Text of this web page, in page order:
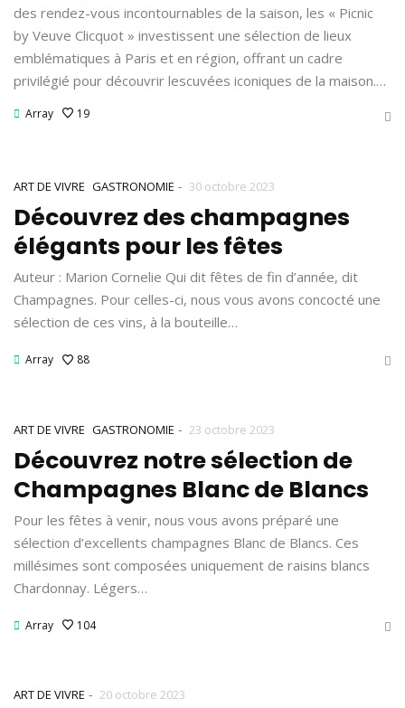
des rendez-vous incontournables de la saison, les « Picnic
by Veuve Clicquot » investissent une sélection de lieux
emblématiques à Paris et en région, offrant un cadre
privilégié pour découvrir lescuvées iconiques de la maison.…
Array 19
ART DE VIVRE GASTRONOMIE - 30 octobre 2023
Découvrez des champagnes
élégants pour les fêtes
Auteur : Marion Cornelie Qui dit fêtes de fin d’année, dit
Champagnes. Pour celles-ci, nous vous avons concocté une
sélection de ces vins, à la bouteille…
Array 88
ART DE VIVRE GASTRONOMIE - 23 octobre 2023
Découvrez notre sélection de
Champagnes Blanc de Blancs
Pour les fêtes à venir, nous vous avons préparé une
sélection d’excellents champagnes Blanc de Blancs. Ces
millésimes sont composées uniquement de raisins blancs
Chardonnay. Légers…
Array 104
ART DE VIVRE - 20 octobre 2023